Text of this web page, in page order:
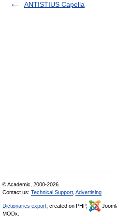
ANTISTIUS Capella
© Academic, 2000-2026
Contact us: Technical Support Advertising
Dictionaries export , created on PHP,
MODx.